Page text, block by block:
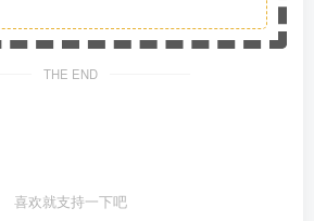
THE END
喜欢就支持一下吧